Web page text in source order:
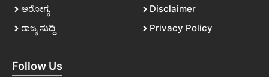
ಆರೋಗ್ಯ
ರಾಜ್ಯ ಸುದ್ದಿ
Disclaimer
Privacy Policy
Follow Us